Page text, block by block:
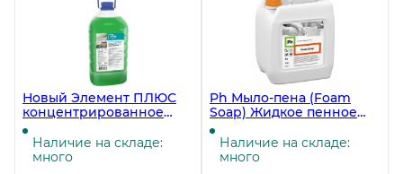
Новый Элемент ПЛЮС
концентрированное
Средство для мытья
посуды, 5 литров
Наличие на складе:
много
Ph Мыло-пена (Foam
Soap) Жидкое пенное
мыло, 5 литров, ЧЗ
Наличие на складе:
много